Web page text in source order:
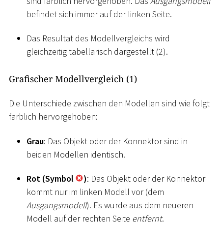
befindet sich immer auf der linken Seite.
Das Resultat des Modellvergleichs wird
gleichzeitig tabellarisch dargestellt (2).
Grafischer Modellvergleich (1)
Die Unterschiede zwischen den Modellen sind wie folgt
farblich hervorgehoben:
Grau: Das Objekt oder der Konnektor sind in
beiden Modellen identisch.
Rot (Symbol ): Das Objekt oder der Konnektor
kommt nur im linken Modell vor (dem
Ausgangsmodell). Es wurde aus dem neueren
Modell auf der rechten Seite entfernt.